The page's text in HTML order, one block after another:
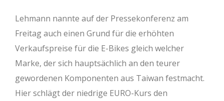
Lehmann nannte auf der Pressekonferenz am
Freitag auch einen Grund für die erhöhten
Verkaufspreise für die E-Bikes gleich welcher
Marke, der sich hauptsächlich an den teurer
gewordenen Komponenten aus Taiwan festmacht.
Hier schlägt der niedrige EURO-Kurs den